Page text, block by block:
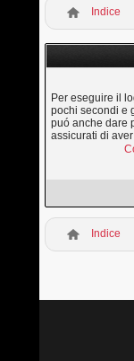
Indice
Per eseguire il
pochi secondi e
puó anche dare
assicurati di
Indice